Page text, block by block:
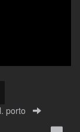
porto